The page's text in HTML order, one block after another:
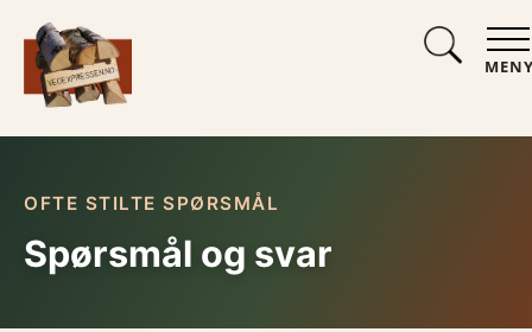
OFTE STILTE SPØRSMÅL
Spørsmål og svar